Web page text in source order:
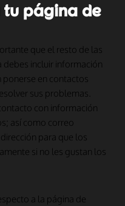
página de
que el resto de las
debes incluir información
en contactos
sus problemas.
con información
así como correo
para que los
si no les gustan los
a la página de